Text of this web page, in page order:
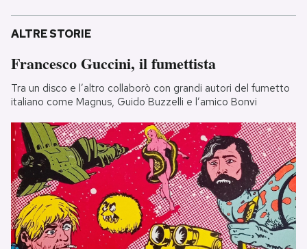
ALTRE STORIE
Francesco Guccini, il fumettista
Tra un disco e l’altro collaborò con grandi autori del fumetto
italiano come Magnus, Guido Buzzelli e l’amico Bonvi